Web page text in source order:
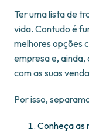
Ter uma lista de
vida. Contudo é
melhores opções
empresa e,
com as suas
Por isso,
Conheça as